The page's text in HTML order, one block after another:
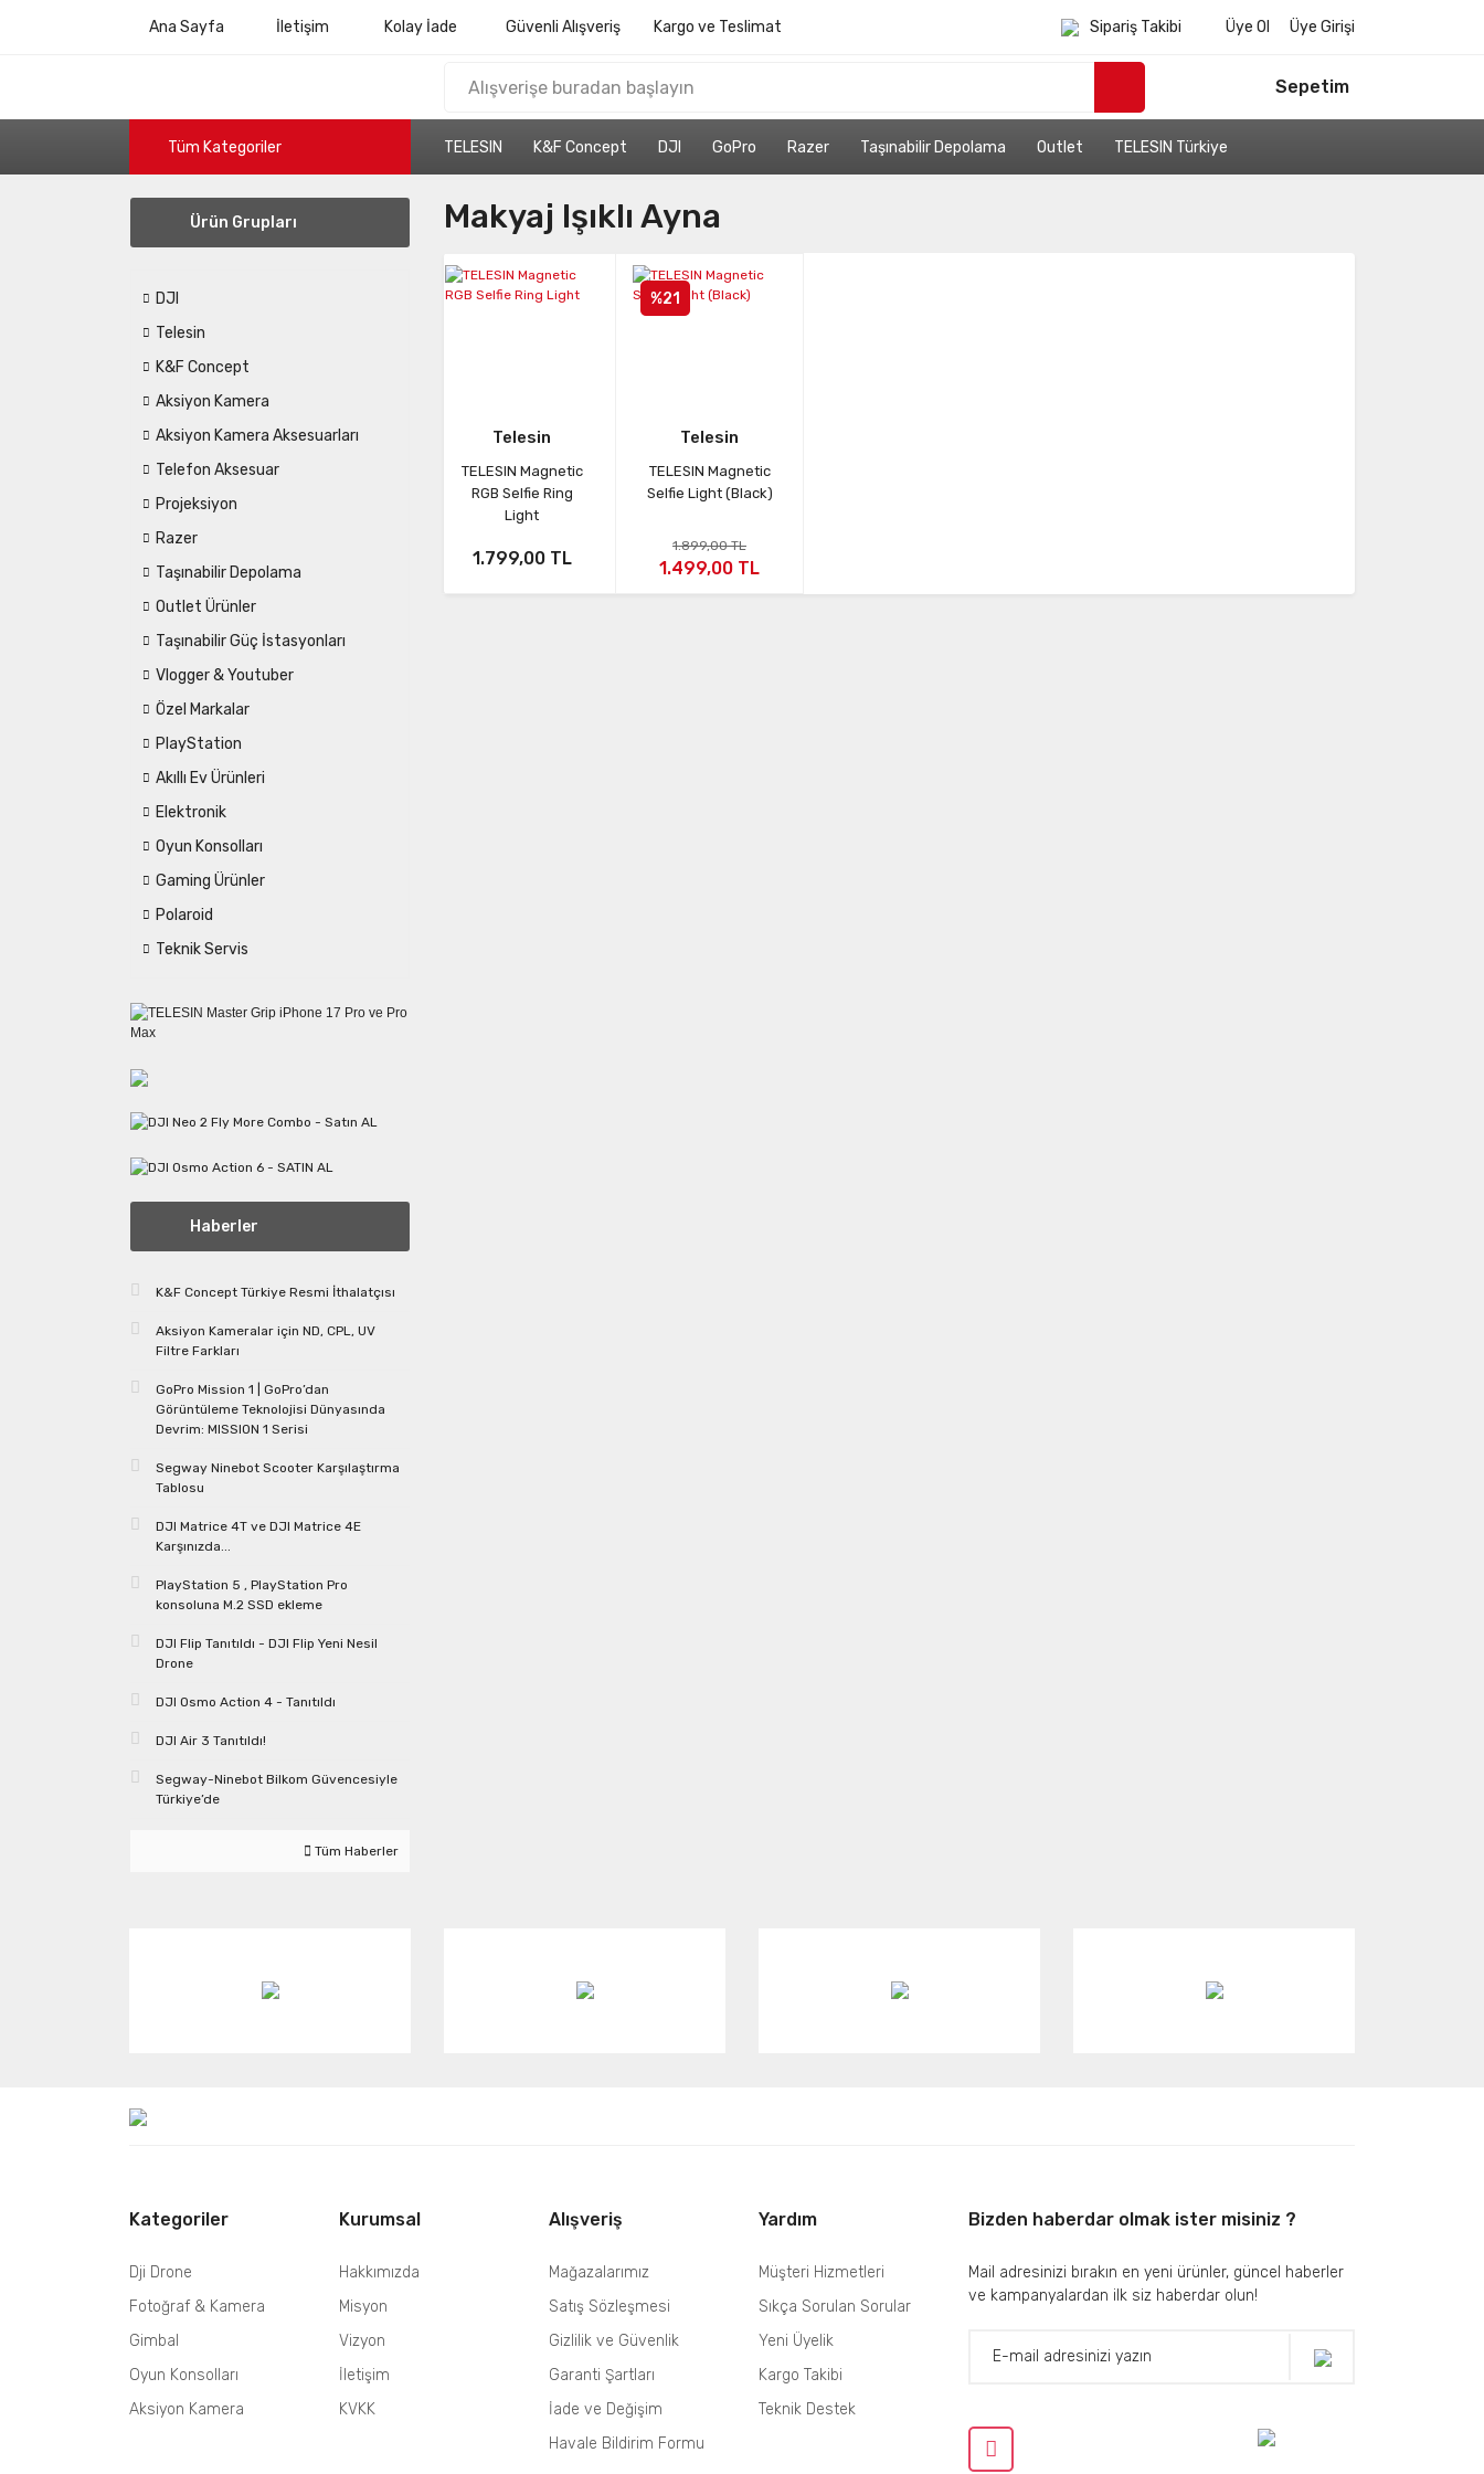
Ana Sayfa İletişim Kolay İade Güvenli Alışveriş Kargo ve Teslimat Sipariş Takibi Üye Ol Üye Girişi
Sepetim
Tüm Kategoriler TELESIN K&F Concept DJI GoPro Razer Taşınabilir Depolama Outlet TELESIN Türkiye
Ürün Grupları
DJI
Telesin
K&F Concept
Aksiyon Kamera
Aksiyon Kamera Aksesuarları
Telefon Aksesuar
Projeksiyon
Razer
Taşınabilir Depolama
Outlet Ürünler
Taşınabilir Güç İstasyonları
Vlogger & Youtuber
Özel Markalar
PlayStation
Akıllı Ev Ürünleri
Elektronik
Oyun Konsolları
Gaming Ürünler
Polaroid
Teknik Servis
Haberler
K&F Concept Türkiye Resmi İthalatçısı
Aksiyon Kameralar için ND, CPL, UV
Filtre Farkları
GoPro Mission 1 | GoPro’dan
Görüntüleme Teknolojisi Dünyasında
Devrim: MISSION 1 Serisi
Segway Ninebot Scooter Karşılaştırma
Tablosu
DJI Matrice 4T ve DJI Matrice 4E
Karşınızda...
PlayStation 5 , PlayStation Pro
konsoluna M.2 SSD ekleme
DJI Flip Tanıtıldı - DJI Flip Yeni Nesil
Drone
DJI Osmo Action 4 - Tanıtıldı
DJI Air 3 Tanıtıldı!
Segway-Ninebot Bilkom Güvencesiyle
Türkiye’de
Tüm Haberler
Makyaj Işıklı Ayna
Telesin
TELESIN Magnetic
RGB Selfie Ring
Light
1.799,00 TL
%21
Telesin
TELESIN Magnetic
Selfie Light (Black)
1.899,00 TL
1.499,00 TL
Kategoriler
Dji Drone
Fotoğraf & Kamera
Gimbal
Oyun Konsolları
Aksiyon Kamera
Kurumsal
Hakkımızda
Misyon
Vizyon
İletişim
KVKK
Alışveriş
Mağazalarımız
Satış Sözleşmesi
Gizlilik ve Güvenlik
Garanti Şartları
İade ve Değişim
Havale Bildirim Formu
Yardım
Müşteri Hizmetleri
Sıkça Sorulan Sorular
Yeni Üyelik
Kargo Takibi
Teknik Destek
Bizden haberdar olmak ister misiniz ?
Mail adresinizi bırakın en yeni ürünler, güncel haberler
ve kampanyalardan ilk siz haberdar olun!